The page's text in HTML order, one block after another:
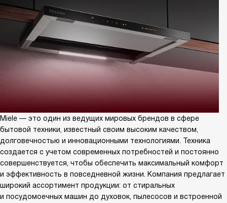
Miele — это один из ведущих мировых брендов в сфере
бытовой техники, известный своим высоким качеством,
долговечностью и инновационными технологиями. Техника
создается с учетом современных потребностей и постоянно
совершенствуется, чтобы обеспечить максимальный комфорт
и эффективность в повседневной жизни. Компания предлагает
широкий ассортимент продукции: от стиральных
и посудомоечных машин до духовок, пылесосов и встроенной